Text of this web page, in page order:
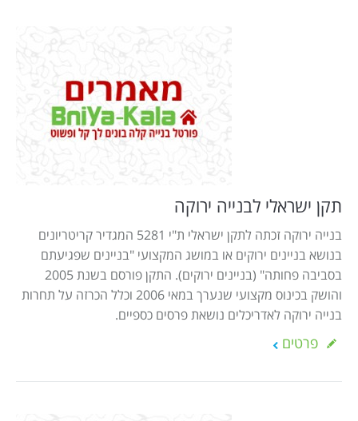
תקן ישראלי לבנייה ירוקה
בנייה ירוקה זכתה לתקן ישראלי ת"י 5281 המגדיר קריטריונים
בנושא בניינים ירוקים או במושג המקצועי "בניינים שפגיעתם
בסביבה פחותה" (בניינים ירוקים). התקן פורסם בשנת 2005
והושק בכינוס מקצועי שנערך במאי 2006 וכלל הכרזה על תחרות
בנייה ירוקה לאדריכלים נושאת פרסים כספיים.
פרטים